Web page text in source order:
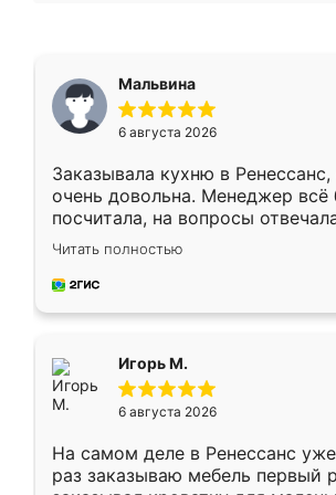
Мальвина
6 августа 2026
Заказывала кухню в Ренессанс,
очень довольна. Менеджер всё
посчитала, на вопросы
Замерщик приехал в субботу,
делу со всей
за день, ребята работали
Читать полностью
Игорь М.
6 августа 2026
На самом деле в Ренессанс
раз заказываю мебель первый